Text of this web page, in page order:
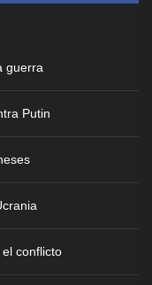
guerra
Putin
conflicto